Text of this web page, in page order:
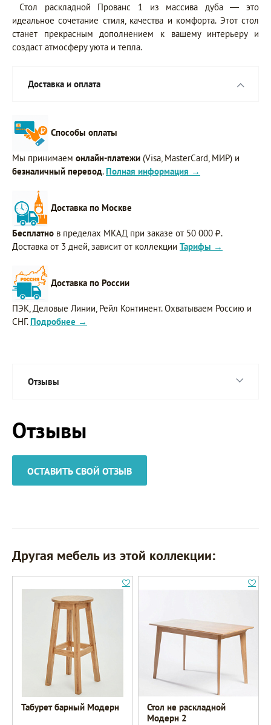
Стол раскладной Прованс 1 из массива дуба — это
идеальное сочетание стиля, качества и комфорта. Этот стол
станет прекрасным дополнением к вашему интерьеру и
создаст атмосферу уюта и тепла.
Доставка и оплата
Способы оплаты
Мы принимаем онлайн-платежи (Visa, MasterCard, МИР) и
безналичный перевод. Полная информация →
Доставка по Москве
Бесплатно в пределах МКАД при заказе от 50 000 ₽.
Доставка от 3 дней, зависит от коллекции Тарифы →
Доставка по России
ПЭК, Деловые Линии, Рейл Континент. Охватываем Россию и
СНГ. Подробнее →
Отзывы
Отзывы
ОСТАВИТЬ СВОЙ ОТЗЫВ
Другая мебель из этой коллекции:
Табурет барный Модерн
Стол не раскладной
Модерн 2